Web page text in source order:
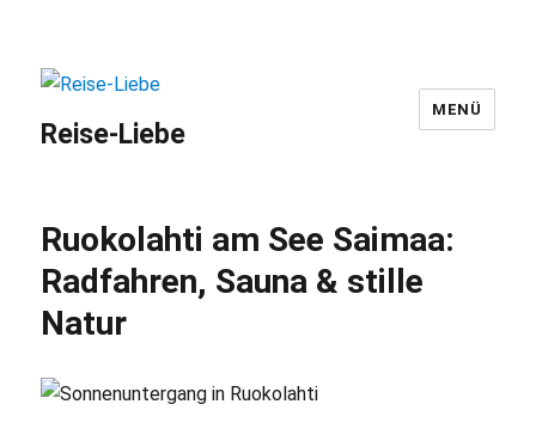
Reise-Liebe
MENÜ
Ruokolahti am See Saimaa:
Radfahren, Sauna & stille
Natur